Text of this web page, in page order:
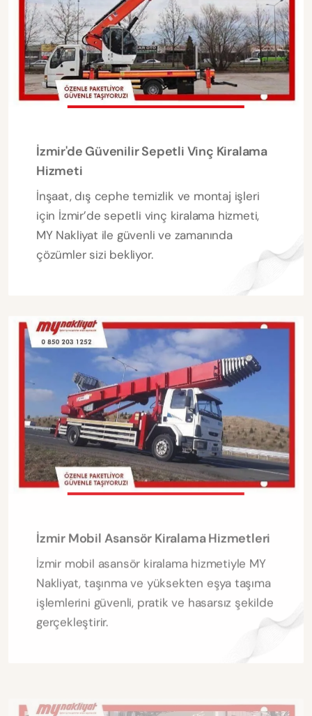
İzmir'de Güvenilir Sepetli Vinç Kiralama
Hizmeti
İnşaat, dış cephe temizlik ve montaj işleri
için İzmir’de sepetli vinç kiralama hizmeti,
MY Nakliyat ile güvenli ve zamanında
çözümler sizi bekliyor.
İzmir Mobil Asansör Kiralama Hizmetleri
İzmir mobil asansör kiralama hizmetiyle MY
Nakliyat, taşınma ve yüksekten eşya taşıma
işlemlerini güvenli, pratik ve hasarsız şekilde
gerçekleştirir.